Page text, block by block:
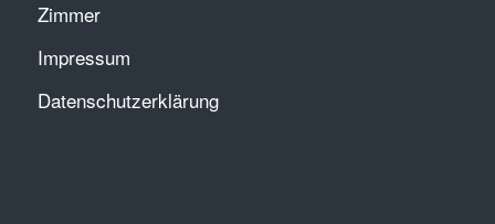
Zimmer
Impressum
Datenschutzerklärung